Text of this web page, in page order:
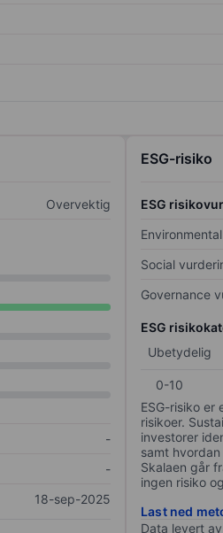
Overvektig
-
-
18-sep-2025
ESG-risiko
ESG
Social
Governance
ESG
Ubetydelig
0-10
ESG-risiko er
risikoer.
investorer
samt
Skalaen går
ingen risiko
Last ned
Data levert av